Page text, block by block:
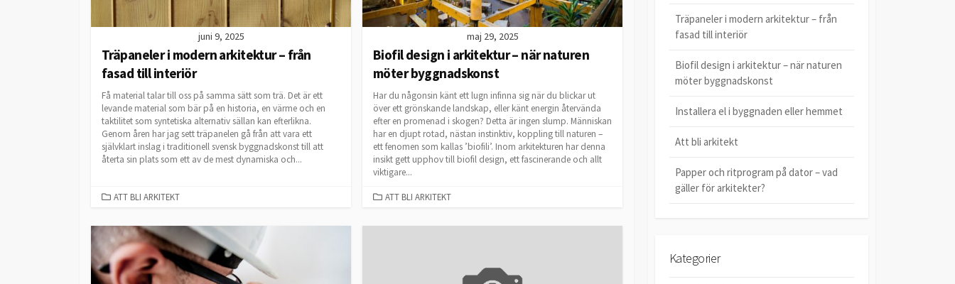
juni 9, 2025
Träpaneler i modern arkitektur – från
fasad till interiör
Få material talar till oss på samma sätt som trä. Det är ett
levande material som bär på en historia, en värme och en
taktilitet som syntetiska alternativ sällan kan efterlikna.
Genom åren har jag sett träpanelen gå från att vara ett
självklart inslag i traditionell svensk byggnadskonst till att
återta sin plats som ett av de mest dynamiska och...
CATEGORIES
ATT BLI ARKITEKT
maj 29, 2025
Biofil design i arkitektur – när naturen
möter byggnadskonst
Har du någonsin känt ett lugn infinna sig när du blickar ut
över ett grönskande landskap, eller känt energin återvända
efter en promenad i skogen? Detta är ingen slump. Människan
har en djupt rotad, nästan instinktiv, koppling till naturen –
ett fenomen som kallas ’biofili’. Inom arkitekturen har denna
insikt gett upphov till biofil design, ett fascinerande och allt
viktigare...
CATEGORIES
ATT BLI ARKITEKT
Träpaneler i modern arkitektur – från
fasad till interiör
Biofil design i arkitektur – när naturen
möter byggnadskonst
Installera el i byggnaden eller hemmet
Att bli arkitekt
Papper och ritprogram på dator – vad
gäller för arkitekter?
Kategorier